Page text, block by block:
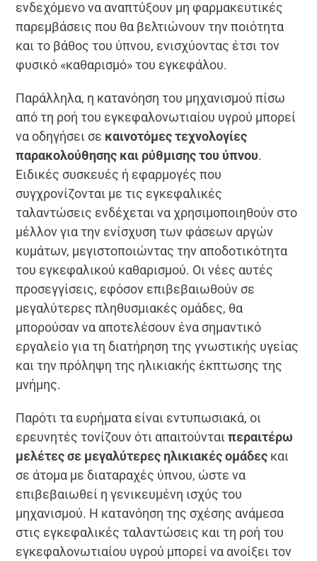
ενδεχόμενο να αναπτύξουν μη φαρμακευτικές
παρεμβάσεις που θα βελτιώνουν την ποιότητα
και το βάθος του ύπνου, ενισχύοντας έτσι τον
φυσικό «καθαρισμό» του εγκεφάλου.
Παράλληλα, η κατανόηση του μηχανισμού πίσω
από τη ροή του εγκεφαλονωτιαίου υγρού μπορεί
να οδηγήσει σε καινοτόμες τεχνολογίες
παρακολούθησης και ρύθμισης του ύπνου.
Ειδικές συσκευές ή εφαρμογές που
συγχρονίζονται με τις εγκεφαλικές
ταλαντώσεις ενδέχεται να χρησιμοποιηθούν στο
μέλλον για την ενίσχυση των φάσεων αργών
κυμάτων, μεγιστοποιώντας την αποδοτικότητα
του εγκεφαλικού καθαρισμού. Οι νέες αυτές
προσεγγίσεις, εφόσον επιβεβαιωθούν σε
μεγαλύτερες πληθυσμιακές ομάδες, θα
μπορούσαν να αποτελέσουν ένα σημαντικό
εργαλείο για τη διατήρηση της γνωστικής υγείας
και την πρόληψη της ηλικιακής έκπτωσης της
μνήμης.
Παρότι τα ευρήματα είναι εντυπωσιακά, οι
ερευνητές τονίζουν ότι απαιτούνταιπεραιτέρω
μελέτες σε μεγαλύτερες ηλικιακές ομάδες και
σε άτομα με διαταραχές ύπνου, ώστε να
επιβεβαιωθεί η γενικευμένη ισχύς του
μηχανισμού. Η κατανόηση της σχέσης ανάμεσα
στις εγκεφαλικές ταλαντώσεις και τη ροή του
εγκεφαλονωτιαίου υγρού μπορεί να ανοίξει τον